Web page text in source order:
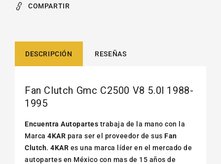
COMPARTIR
DESCRIPCIÓN RESEÑAS
Fan Clutch Gmc C2500 V8 5.0l 1988-
1995
Encuentra Autopartes trabaja de la mano con la
Marca 4KAR para ser el proveedor de sus Fan
Clutch. 4KAR es una marca líder en el mercado de
autopartes en México con mas de 15 años de